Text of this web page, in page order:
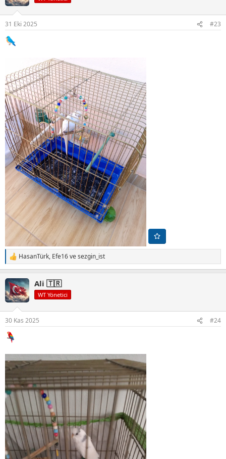
l
31 Eki 2025 #23
T
e
k
i
l
:
HasanTürk, Efe16vesezgin_ist
Ali 🇹🇷
WT Yönetici
30 Kas 2025 #24